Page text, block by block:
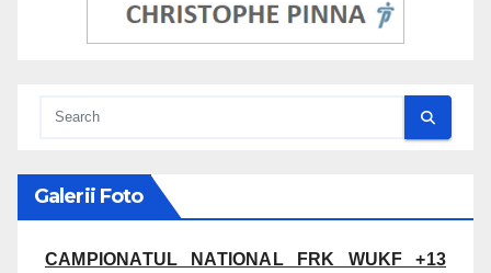
Galerii Foto
CAMPIONATUL NATIONAL FRK WUKF +13